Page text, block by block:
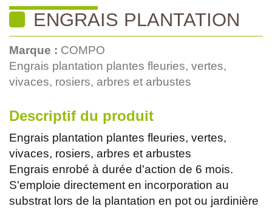
ENGRAIS PLANTATION
Marque : COMPO
Engrais plantation plantes fleuries, vertes,
vivaces, rosiers, arbres et arbustes
Descriptif du produit
Engrais plantation plantes fleuries, vertes,
vivaces, rosiers, arbres et arbustes
Engrais enrobé à durée d'action de 6 mois.
S'emploie directement en incorporation au
substrat lors de la plantation en pot ou jardinière